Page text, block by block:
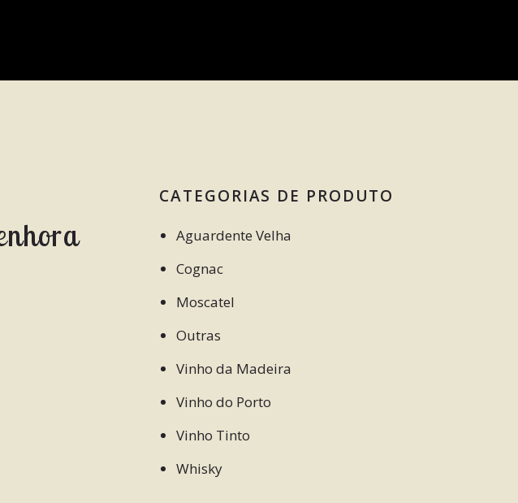
CATEGORIAS DE PRODUTO
Aguardente Velha
Cognac
Moscatel
Outras
Vinho da Madeira
Vinho do Porto
Vinho Tinto
Whisky